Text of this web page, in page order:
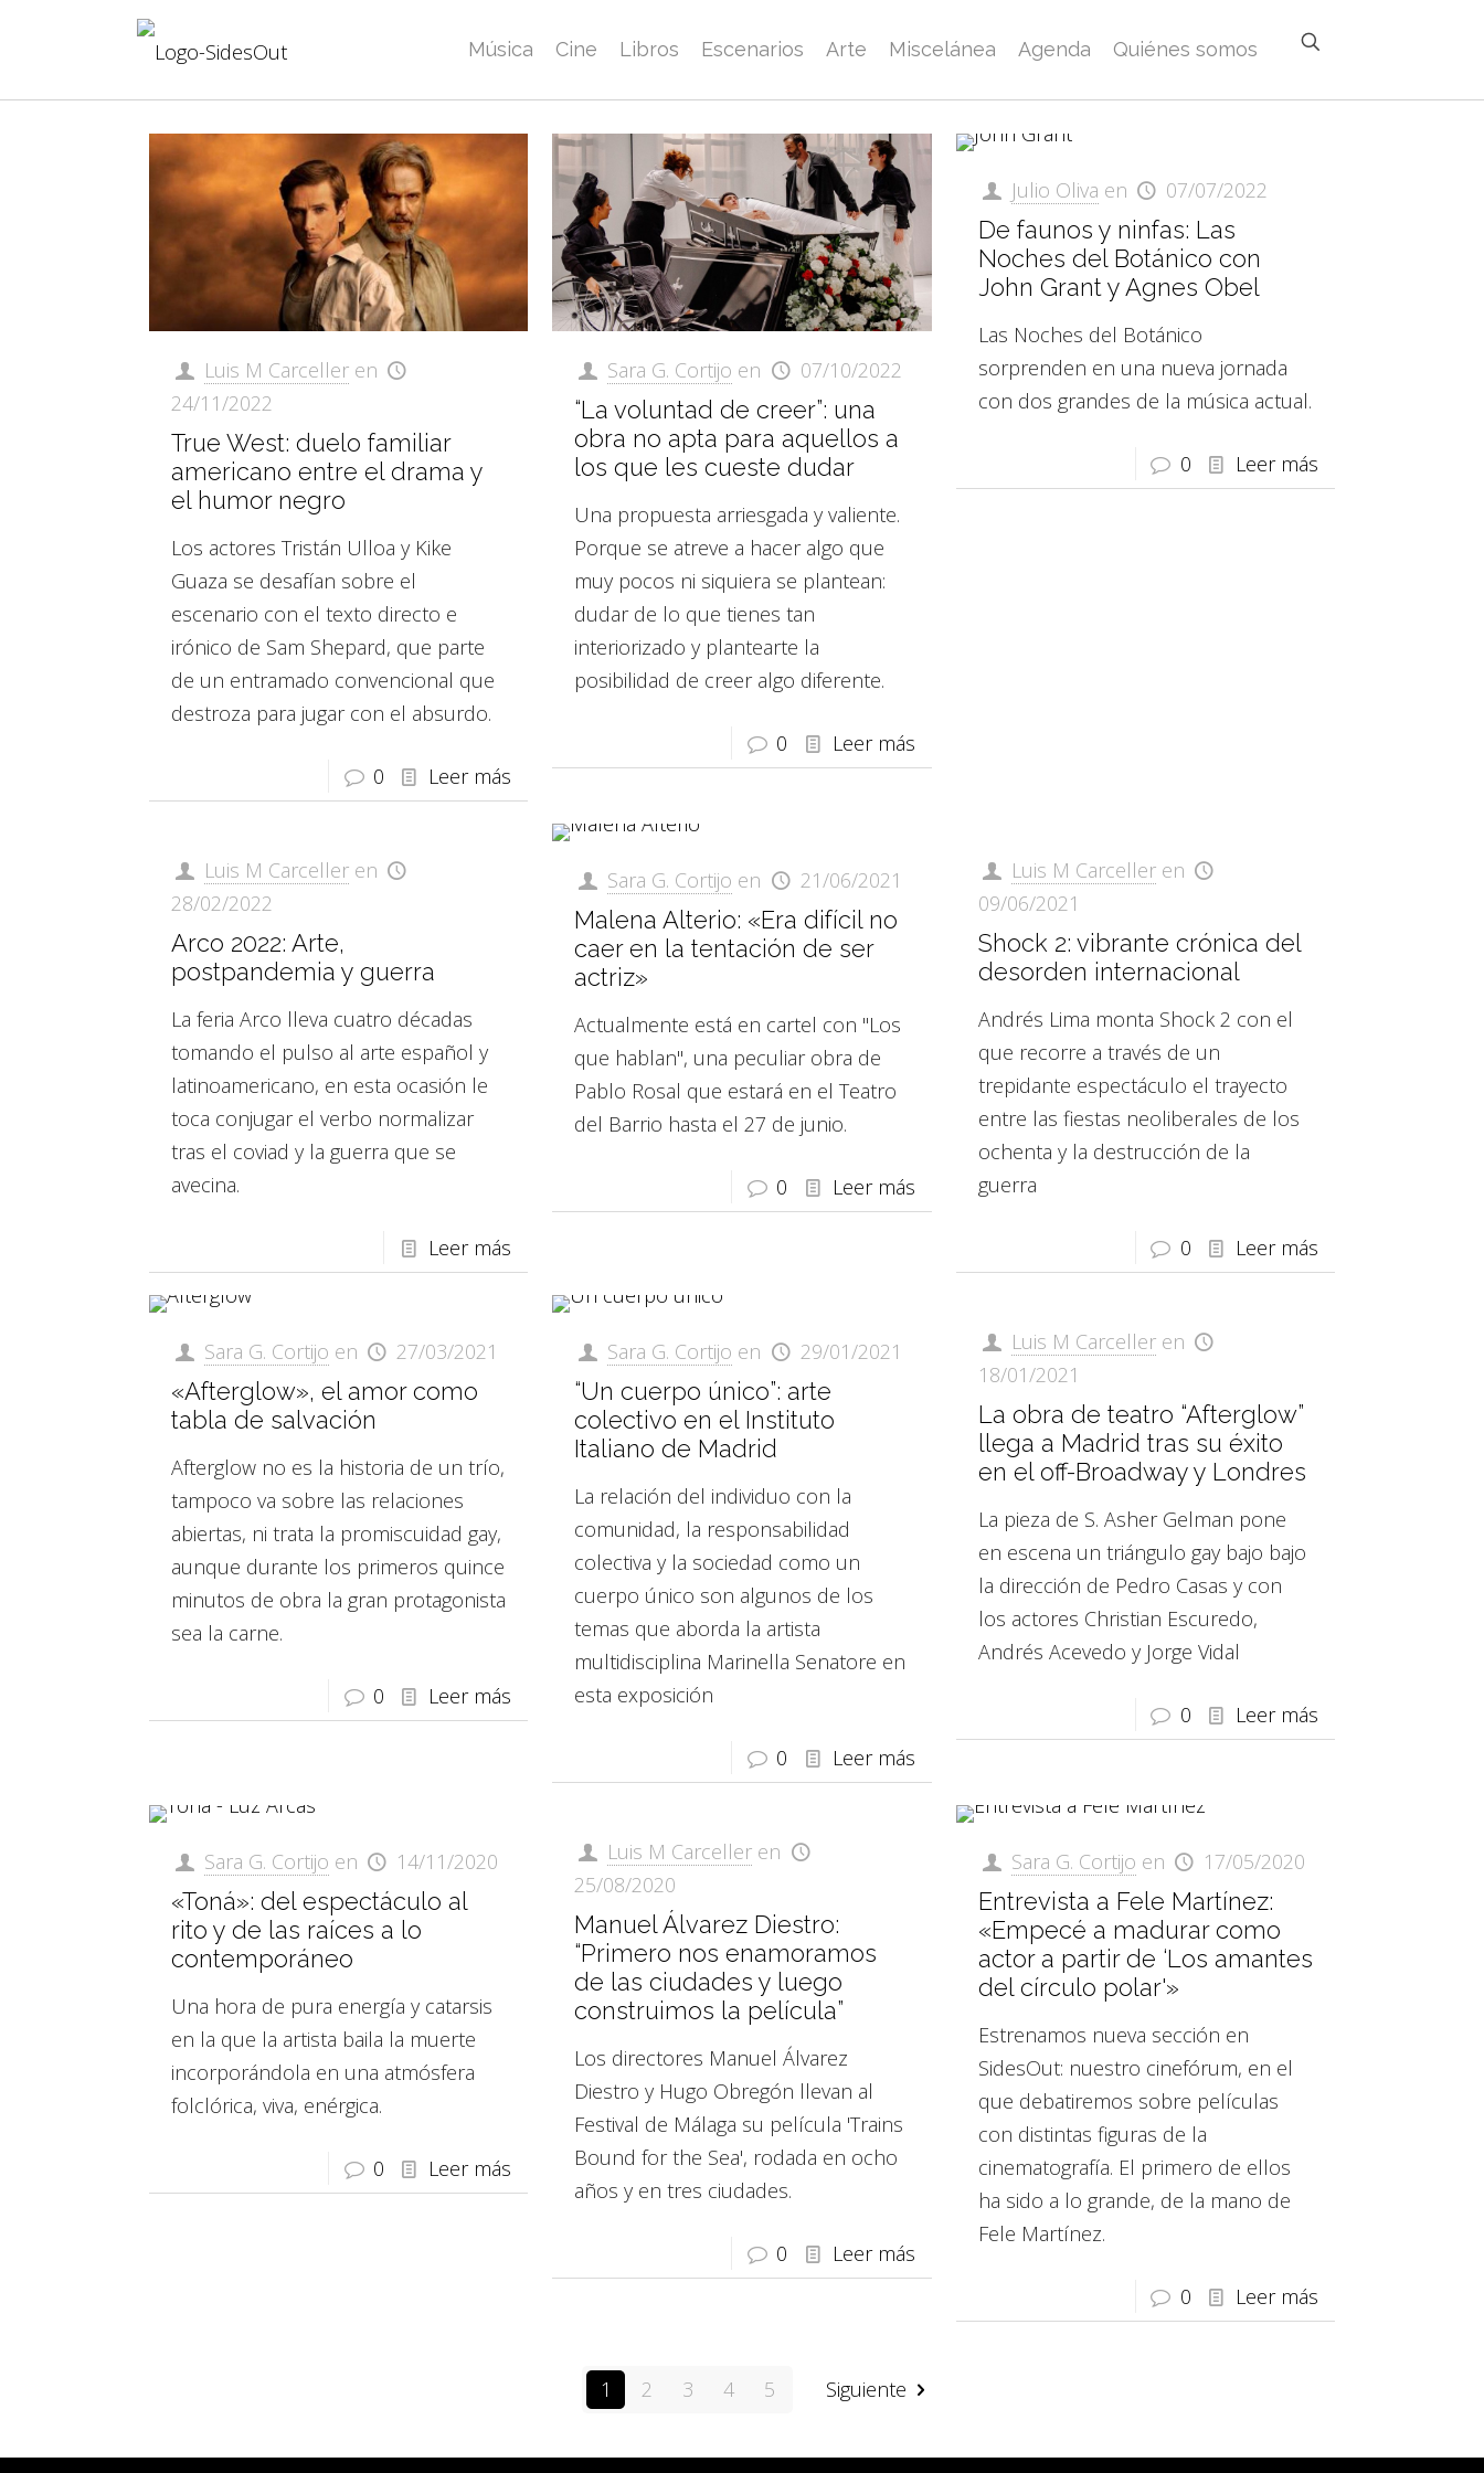
Música Cine Libros Escenarios Arte Miscelánea Agenda Quiénes somos
Luis M Carceller en
24/11/2022
True West: duelo familiar
americano entre el drama y
el humor negro
Los actores Tristán Ulloa y Kike
Guaza se desafían sobre el
escenario con el texto directo e
irónico de Sam Shepard, que parte
de un entramado convencional que
destroza para jugar con el absurdo.
0 Leer más
Sara G. Cortijo en 07/10/2022
“La voluntad de creer”: una
obra no apta para aquellos a
los que les cueste dudar
Una propuesta arriesgada y valiente.
Porque se atreve a hacer algo que
muy pocos ni siquiera se plantean:
dudar de lo que tienes tan
interiorizado y plantearte la
posibilidad de creer algo diferente.
0 Leer más
Julio Oliva en 07/07/2022
De faunos y ninfas: Las
Noches del Botánico con
John Grant y Agnes Obel
Las Noches del Botánico
sorprenden en una nueva jornada
con dos grandes de la música actual.
0 Leer más
Luis M Carceller en
28/02/2022
Arco 2022: Arte,
postpandemia y guerra
La feria Arco lleva cuatro décadas
tomando el pulso al arte español y
latinoamericano, en esta ocasión le
toca conjugar el verbo normalizar
tras el coviad y la guerra que se
avecina.
Leer más
Sara G. Cortijo en 21/06/2021
Malena Alterio: «Era difícil no
caer en la tentación de ser
actriz»
Actualmente está en cartel con "Los
que hablan", una peculiar obra de
Pablo Rosal que estará en el Teatro
del Barrio hasta el 27 de junio.
0 Leer más
Luis M Carceller en
09/06/2021
Shock 2: vibrante crónica del
desorden internacional
Andrés Lima monta Shock 2 con el
que recorre a través de un
trepidante espectáculo el trayecto
entre las fiestas neoliberales de los
ochenta y la destrucción de la
guerra
0 Leer más
Sara G. Cortijo en 27/03/2021
«Afterglow», el amor como
tabla de salvación
Afterglow no es la historia de un trío,
tampoco va sobre las relaciones
abiertas, ni trata la promiscuidad gay,
aunque durante los primeros quince
minutos de obra la gran protagonista
sea la carne.
0 Leer más
Sara G. Cortijo en 29/01/2021
“Un cuerpo único”: arte
colectivo en el Instituto
Italiano de Madrid
La relación del individuo con la
comunidad, la responsabilidad
colectiva y la sociedad como un
cuerpo único son algunos de los
temas que aborda la artista
multidisciplina Marinella Senatore en
esta exposición
0 Leer más
Luis M Carceller en
18/01/2021
La obra de teatro “Afterglow”
llega a Madrid tras su éxito
en el off-Broadway y Londres
La pieza de S. Asher Gelman pone
en escena un triángulo gay bajo bajo
la dirección de Pedro Casas y con
los actores Christian Escuredo,
Andrés Acevedo y Jorge Vidal
0 Leer más
Sara G. Cortijo en 14/11/2020
«Toná»: del espectáculo al
rito y de las raíces a lo
contemporáneo
Una hora de pura energía y catarsis
en la que la artista baila la muerte
incorporándola en una atmósfera
folclórica, viva, enérgica.
0 Leer más
Luis M Carceller en
25/08/2020
Manuel Álvarez Diestro:
“Primero nos enamoramos
de las ciudades y luego
construimos la película”
Los directores Manuel Álvarez
Diestro y Hugo Obregón llevan al
Festival de Málaga su película 'Trains
Bound for the Sea', rodada en ocho
años y en tres ciudades.
0 Leer más
Sara G. Cortijo en 17/05/2020
Entrevista a Fele Martínez:
«Empecé a madurar como
actor a partir de ‘Los amantes
del círculo polar'»
Estrenamos nueva sección en
SidesOut: nuestro cinefórum, en el
que debatiremos sobre películas
con distintas figuras de la
cinematografía. El primero de ellos
ha sido a lo grande, de la mano de
Fele Martínez.
0 Leer más
1 2 3 4 5 Siguiente